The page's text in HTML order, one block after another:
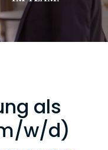
als
w/d)